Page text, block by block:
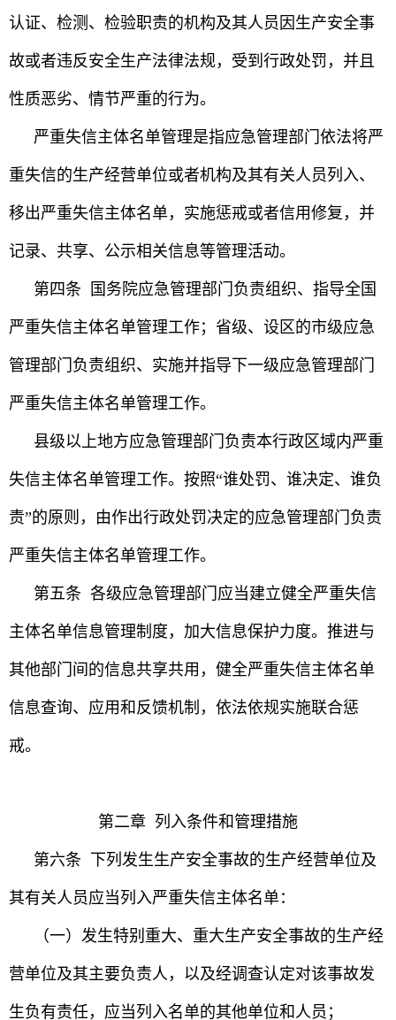
认证、检测、检验职责的机构及其人员因生产安全事
故或者违反安全生产法律法规，受到行政处罚，并且
性质恶劣、情节严重的行为。
严重失信主体名单管理是指应急管理部门依法将严
重失信的生产经营单位或者机构及其有关人员列入、
移出严重失信主体名单，实施惩戒或者信用修复，并
记录、共享、公示相关信息等管理活动。
第四条 国务院应急管理部门负责组织、指导全国
严重失信主体名单管理工作；省级、设区的市级应急
管理部门负责组织、实施并指导下一级应急管理部门
严重失信主体名单管理工作。
县级以上地方应急管理部门负责本行政区域内严重
失信主体名单管理工作。按照“谁处罚、谁决定、谁负
责”的原则，由作出行政处罚决定的应急管理部门负责
严重失信主体名单管理工作。
第五条 各级应急管理部门应当建立健全严重失信
主体名单信息管理制度，加大信息保护力度。推进与
其他部门间的信息共享共用，健全严重失信主体名单
信息查询、应用和反馈机制，依法依规实施联合惩
戒。
第二章 列入条件和管理措施
第六条 下列发生生产安全事故的生产经营单位及
其有关人员应当列入严重失信主体名单：
（一）发生特别重大、重大生产安全事故的生产经
营单位及其主要负责人，以及经调查认定对该事故发
生负有责任，应当列入名单的其他单位和人员；